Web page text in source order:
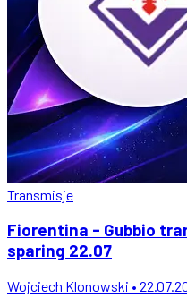
Transmisje
Fiorentina - Gubbio
sparing 22.07
Wojciech Klonowski •